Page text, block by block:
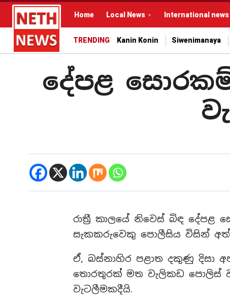
Home Local News International
TRENDING Kanin Konin Siwenimanaya
දේපළ
රාත්‍රී කාලයේ නිවෙස් බිඳ
සැකකරුවෙකු පොලීසිය විසින්
ඒ, බස්නාහිර පළාත දකුණු දිසා
තොරතුරක් මත වැලිකඩ පොලිස්
වැටලීමකදීයි.